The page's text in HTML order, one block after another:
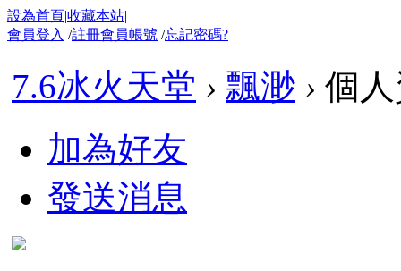
設為首頁|收藏本站|
會員登入 /註冊會員帳號 /忘記密碼?
7.6冰火天堂 › 飄渺 › 個
加為好友
發送消息